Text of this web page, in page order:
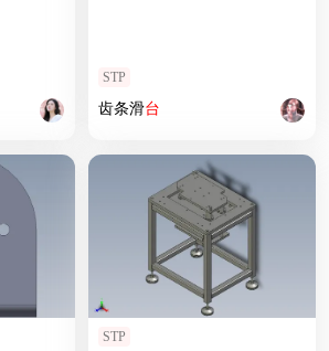
STP
齿条滑台
STP